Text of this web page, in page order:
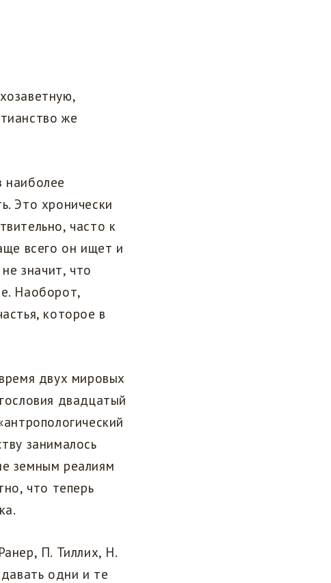
же
наиболее
Это хронически
часто к
всего он ищет и
значит, что
Наоборот,
которое в
двух мировых
двадцатый
занималось
земным реалиям
что теперь
П. Тиллих, Н.
одни и те